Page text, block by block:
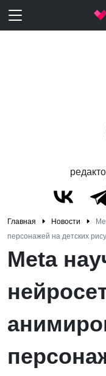
Главная Новости
персонажей на детских
Meta